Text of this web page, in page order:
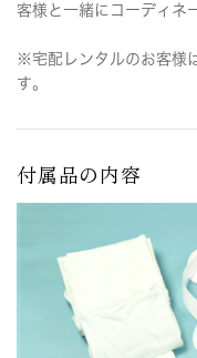
客様と一緒にコーディネ
※宅配レンタルのお客様
す。
付属品の内容